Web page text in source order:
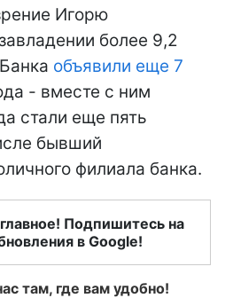
Игорю
более 9,2
объявили еще 7
- вместе с ним
стали еще пять
бывший
филиала банка.
Подпишитесь на
в Google!
там, где вам удобно!